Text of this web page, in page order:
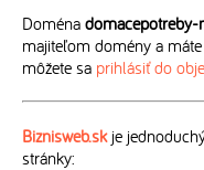
Doména domacepotreby-
majiteľom domény a
môžete sa prihlásiť do
Biznisweb.skje
stránky: